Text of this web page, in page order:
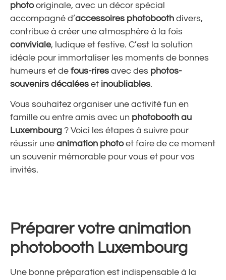
photooriginale, avec un décor spécial
accompagné d’accessoires photobooth divers,
contribue à créer une atmosphère à la fois
conviviale, ludique et festive. C’est la solution
idéale pour immortaliser les moments de bonnes
humeurs et de fous-rires avec des photos-
souvenirs décalées et inoubliables.
Vous souhaitez organiser une activité fun en
famille ou entre amis avec un photobooth au
Luxembourg ? Voici les étapes à suivre pour
réussir une animation photoet faire de ce moment
un souvenir mémorable pour vous et pour vos
invités.
Préparer votre animation
photobooth Luxembourg
Une bonne préparation est indispensable à la